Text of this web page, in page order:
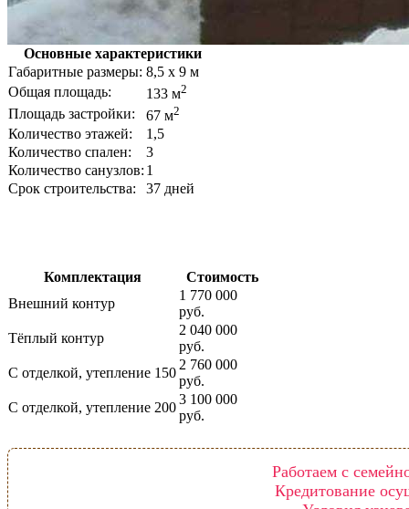
Основные характеристики
Габаритные размеры: 8,5 х 9 м
Общая площадь:
133 м2
Площадь застройки: 67 м2
Количество этажей:
1,5
Количество спален:
3
Количество санузлов: 1
Срок строительства:
37 дней
Комплектация
Стоимость
Внешний контур
1 770 000
руб.
Тёплый контур
2 040 000
руб.
С отделкой, утепление 150
2 760 000
руб.
С отделкой, утепление 200
3 100 000
руб.
Работаем с
Кредитование